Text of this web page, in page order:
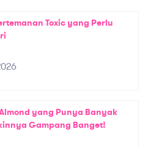
Toxic yang Perlu
yang Punya Banyak
Gampang Banget!